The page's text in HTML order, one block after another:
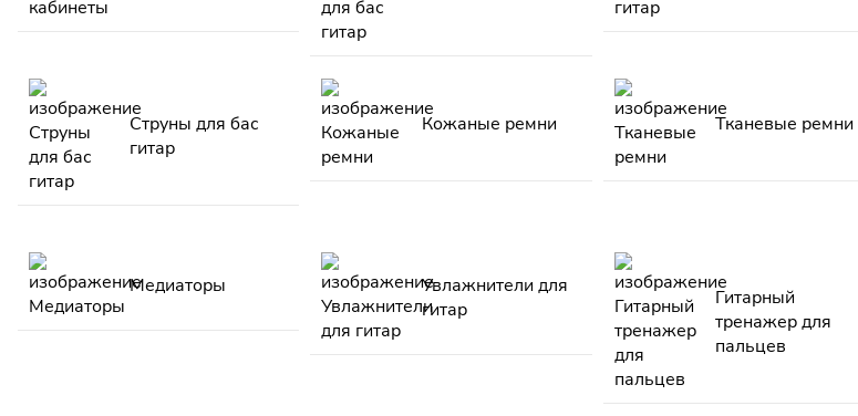
Струны для бас
гитар
Кожаные ремни Тканевые ремни
Медиаторы
Увлажнители для
гитар
Гитарный
тренажер для
пальцев